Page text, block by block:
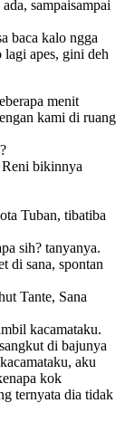
sampaisampai
baca kalo ngga
lagi apes, gini deh
menit
kami di ruang
bikinnya
Tuban, tibatiba
sih? tanyanya.
di sana, spontan
Tante, Sana
kacamataku.
di bajunya
aku
kok
ternyata dia tidak